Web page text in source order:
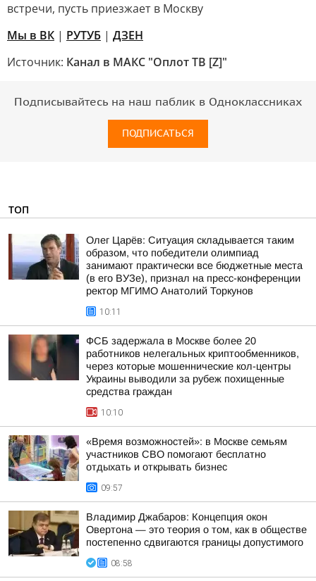
встречи, пусть приезжает в Москву
Мы в ВК | РУТУБ | ДЗЕН
Источник: Канал в МАКС "Оплот ТВ [Z]"
Подписывайтесь на наш паблик в Одноклассниках
ПОДПИСАТЬСЯ
ТОП
Олег Царёв: Ситуация складывается таким
образом, что победители олимпиад
занимают практически все бюджетные места
(в его ВУЗе), признал на пресс-конференции
ректор МГИМО Анатолий Торкунов
10:11
ФСБ задержала в Москве более 20
работников нелегальных криптообменников,
через которые мошеннические кол-центры
Украины выводили за рубеж похищенные
средства граждан
10:10
«Время возможностей»: в Москве семьям
участников СВО помогают бесплатно
отдыхать и открывать бизнес
09:57
Владимир Джабаров: Концепция окон
Овертона — это теория о том, как в обществе
постепенно сдвигаются границы допустимого
08:58